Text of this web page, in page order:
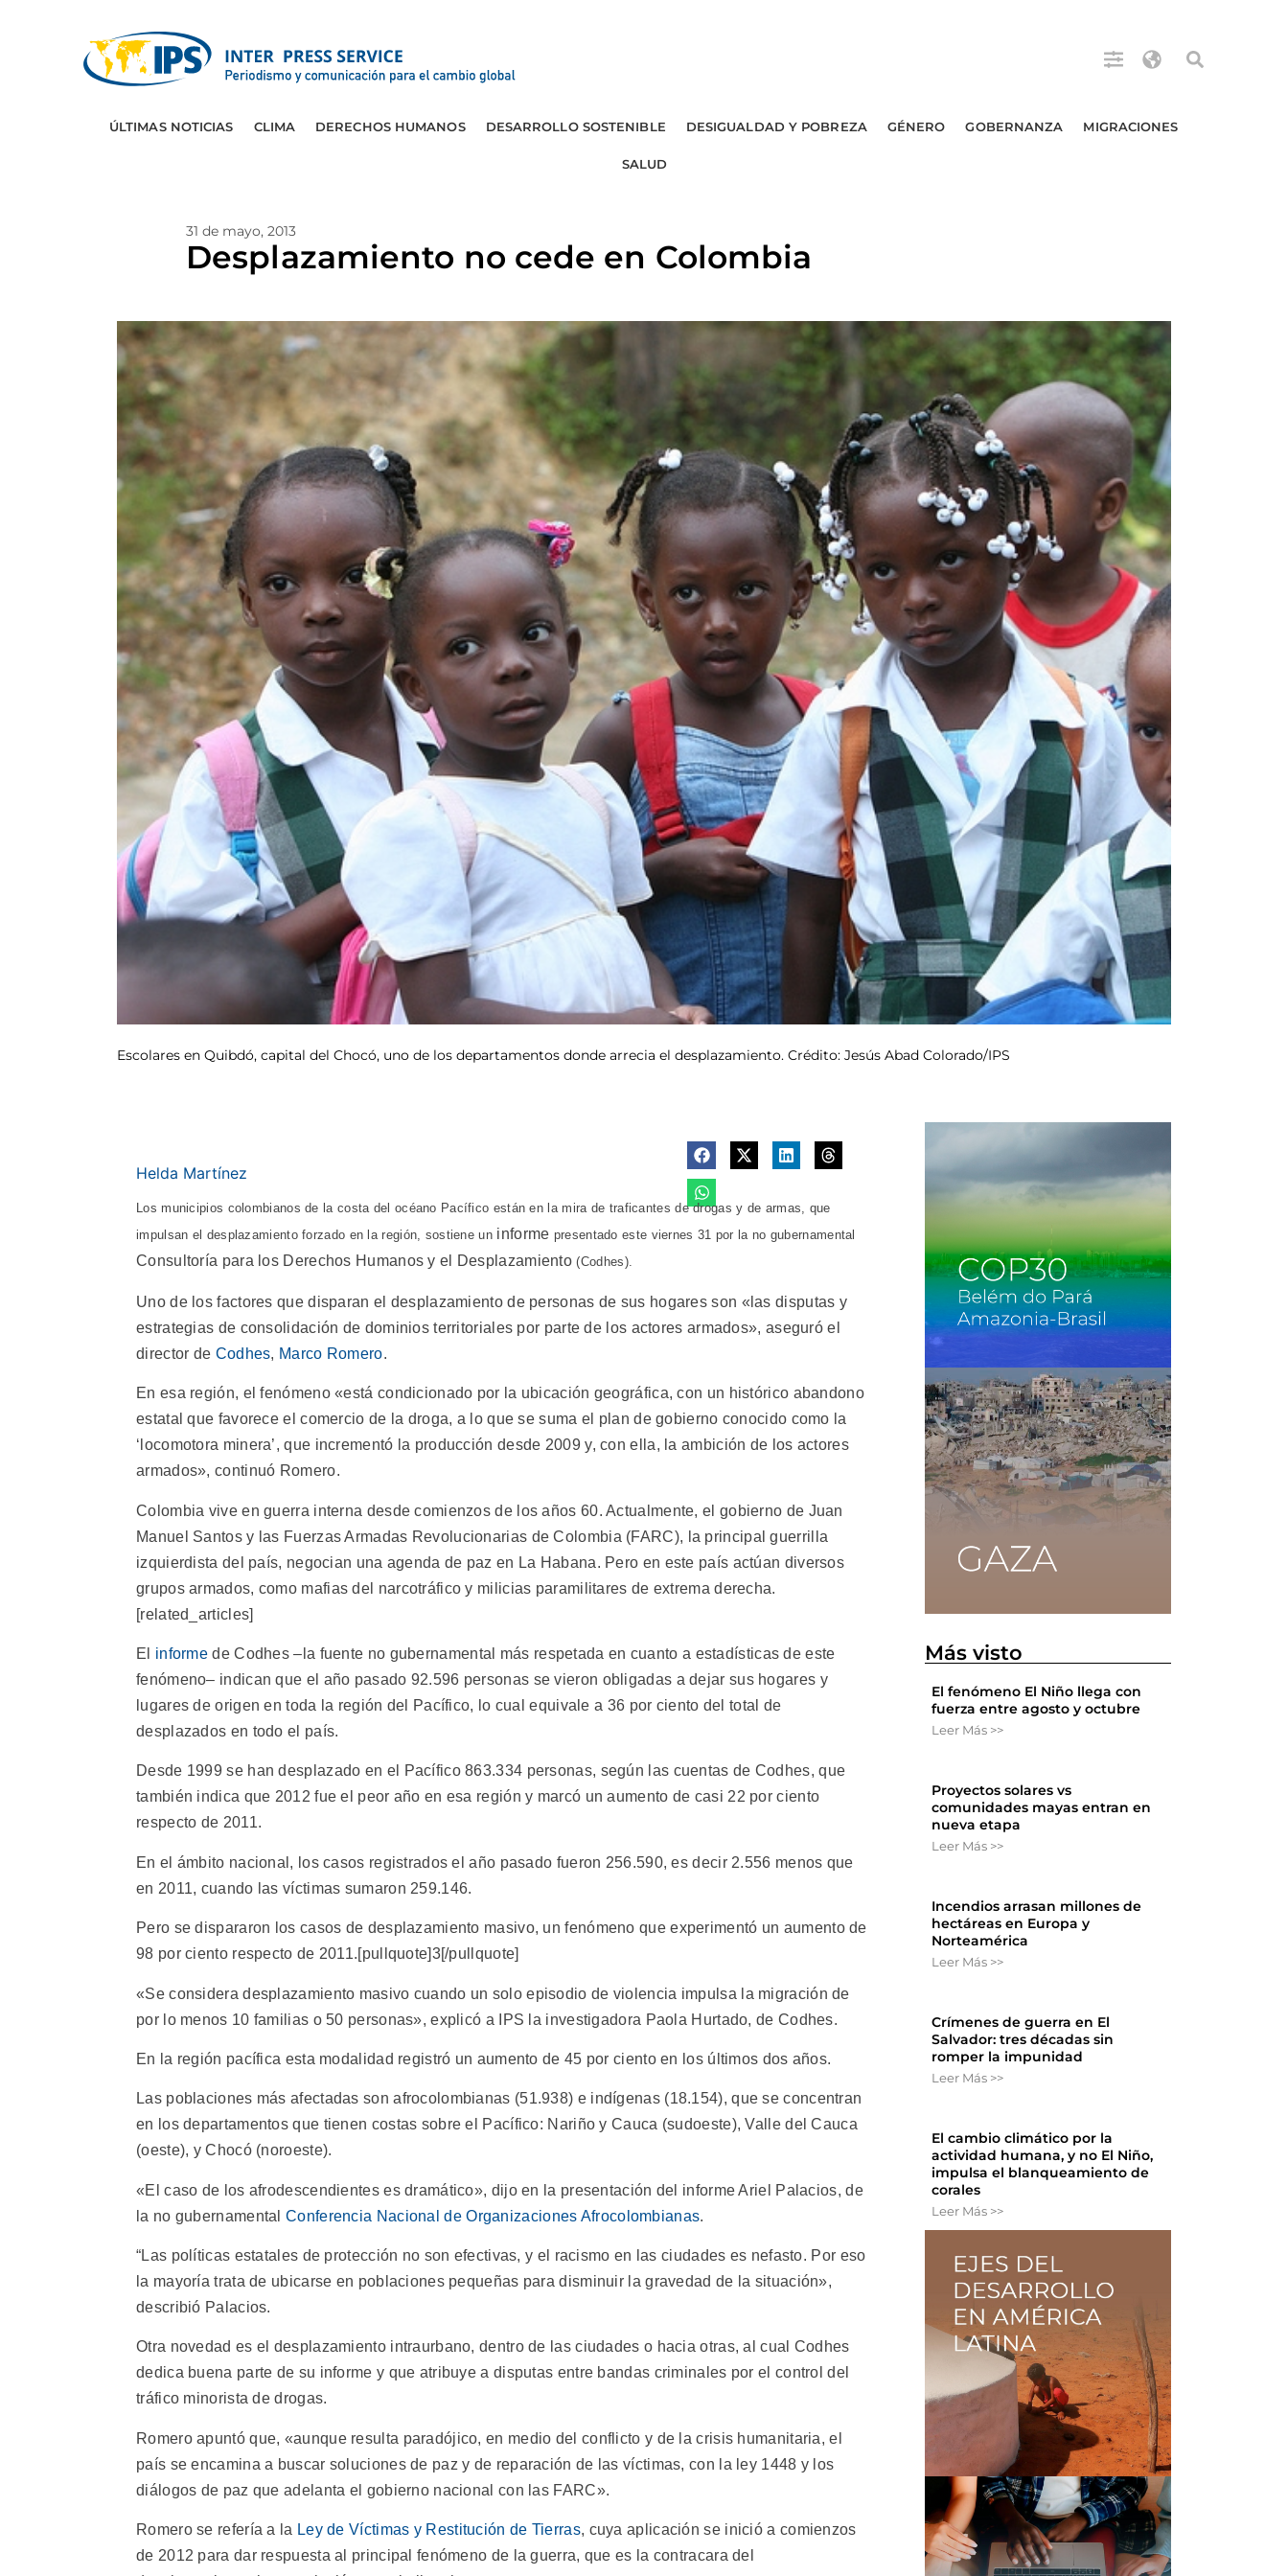
ÚLTIMAS NOTICIAS CLIMA DERECHOS HUMANOS DESARROLLO SOSTENIBLE DESIGUALDAD Y POBREZA GÉNERO GOBERNANZA MIGRACIONES
SALUD
31 de mayo, 2013
Desplazamiento no cede en Colombia
Escolares en Quibdó, capital del Chocó, uno de los departamentos donde arrecia el desplazamiento. Crédito: Jesús Abad Colorado/IPS
Helda Martínez
Los municipios colombianos de la costa del océano Pacífico están en la mira de traficantes de drogas y de armas, que
impulsan el desplazamiento forzado en la región, sostiene un informe presentado este viernes 31 por la no gubernamental
Consultoría para los Derechos Humanos y el Desplazamiento (Codhes).
Uno de los factores que disparan el desplazamiento de personas de sus hogares son «las disputas y
estrategias de consolidación de dominios territoriales por parte de los actores armados», aseguró el
director de Codhes, Marco Romero.
En esa región, el fenómeno «está condicionado por la ubicación geográfica, con un histórico abandono
estatal que favorece el comercio de la droga, a lo que se suma el plan de gobierno conocido como la
‘locomotora minera’, que incrementó la producción desde 2009 y, con ella, la ambición de los actores
armados», continuó Romero.
Colombia vive en guerra interna desde comienzos de los años 60. Actualmente, el gobierno de Juan
Manuel Santos y las Fuerzas Armadas Revolucionarias de Colombia (FARC), la principal guerrilla
izquierdista del país, negocian una agenda de paz en La Habana. Pero en este país actúan diversos
grupos armados, como mafias del narcotráfico y milicias paramilitares de extrema derecha.
[related_articles]
El informe de Codhes –la fuente no gubernamental más respetada en cuanto a estadísticas de este
fenómeno– indican que el año pasado 92.596 personas se vieron obligadas a dejar sus hogares y
lugares de origen en toda la región del Pacífico, lo cual equivale a 36 por ciento del total de
desplazados en todo el país.
Desde 1999 se han desplazado en el Pacífico 863.334 personas, según las cuentas de Codhes, que
también indica que 2012 fue el peor año en esa región y marcó un aumento de casi 22 por ciento
respecto de 2011.
En el ámbito nacional, los casos registrados el año pasado fueron 256.590, es decir 2.556 menos que
en 2011, cuando las víctimas sumaron 259.146.
Pero se dispararon los casos de desplazamiento masivo, un fenómeno que experimentó un aumento de
98 por ciento respecto de 2011.[pullquote]3[/pullquote]
«Se considera desplazamiento masivo cuando un solo episodio de violencia impulsa la migración de
por lo menos 10 familias o 50 personas», explicó a IPS la investigadora Paola Hurtado, de Codhes.
En la región pacífica esta modalidad registró un aumento de 45 por ciento en los últimos dos años.
Las poblaciones más afectadas son afrocolombianas (51.938) e indígenas (18.154), que se concentran
en los departamentos que tienen costas sobre el Pacífico: Nariño y Cauca (sudoeste), Valle del Cauca
(oeste), y Chocó (noroeste).
«El caso de los afrodescendientes es dramático», dijo en la presentación del informe Ariel Palacios, de
la no gubernamentalConferencia Nacional de Organizaciones Afrocolombianas.
“Las políticas estatales de protección no son efectivas, y el racismo en las ciudades es nefasto. Por eso
la mayoría trata de ubicarse en poblaciones pequeñas para disminuir la gravedad de la situación»,
describió Palacios.
Otra novedad es el desplazamiento intraurbano, dentro de las ciudades o hacia otras, al cual Codhes
dedica buena parte de su informe y que atribuye a disputas entre bandas criminales por el control del
tráfico minorista de drogas.
Romero apuntó que, «aunque resulta paradójico, en medio del conflicto y de la crisis humanitaria, el
país se encamina a buscar soluciones de paz y de reparación de las víctimas, con la ley 1448 y los
diálogos de paz que adelanta el gobierno nacional con las FARC».
Romero se refería a la Ley de Víctimas y Restitución de Tierras, cuya aplicación se inició a comienzos
de 2012 para dar respuesta al principal fenómeno de la guerra, que es la contracara del
Más visto
El fenómeno El Niño llega con
fuerza entre agosto y octubre
Leer Más >>
Proyectos solares vs
comunidades mayas entran en
nueva etapa
Leer Más >>
Incendios arrasan millones de
hectáreas en Europa y
Norteamérica
Leer Más >>
Crímenes de guerra en El
Salvador: tres décadas sin
romper la impunidad
Leer Más >>
El cambio climático por la
actividad humana, y no El Niño,
impulsa el blanqueamiento de
corales
Leer Más >>